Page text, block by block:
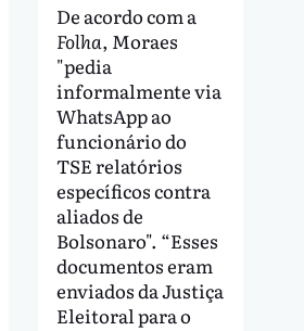
De acordo com a
Folha, Moraes
"pedia
informalmente via
WhatsApp ao
funcionário do
TSE relatórios
específicos contra
aliados de
Bolsonaro". “Esses
documentos eram
enviados da Justiça
Eleitoral para o